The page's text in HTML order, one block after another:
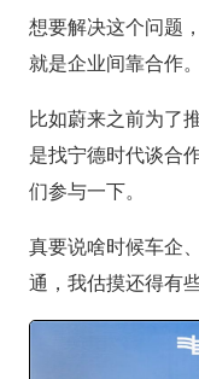
想要解决这个问题
就是企业间靠合作。
比如蔚来之前为了
是找宁德时代谈合
们参与一下。
真要说啥时候车企
通，我估摸还得有些